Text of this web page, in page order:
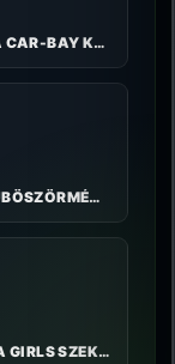
ASTRA CAR-BAY KKFHÁZA FC
HAJDÚBÖSZÖRMÉNYI TE
AGENTA GIRLS SZEKSZÁRD FC